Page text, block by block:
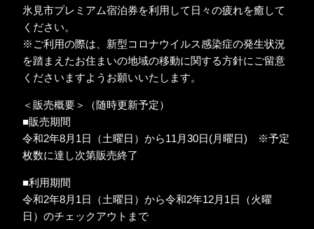
氷見市プレミアム宿泊券を利用して日々の疲れを癒して
ください。
※ご利用の際は、新型コロナウイルス感染症の発生状況
を踏まえたお住まいの地域の移動に関する方針にご留意
くださいますようお願いいたします。
＜販売概要＞（随時更新予定）
■販売期間
令和2年8月1日（土曜日）から11月30日(月曜日) ※予定
枚数に達し次第販売終了
■利用期間
令和2年8月1日（土曜日）から令和2年12月1日（火曜
日）のチェックアウトまで